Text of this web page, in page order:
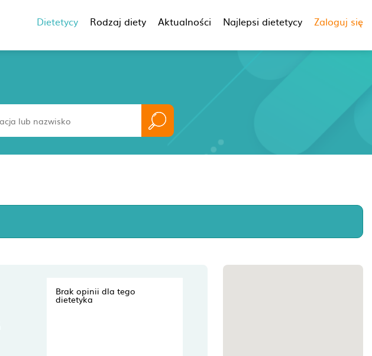
Dietetycy Rodzaj diety Aktualności Najlepsi dietetycy Zaloguj się
Brak opinii dla tego
dietetyka